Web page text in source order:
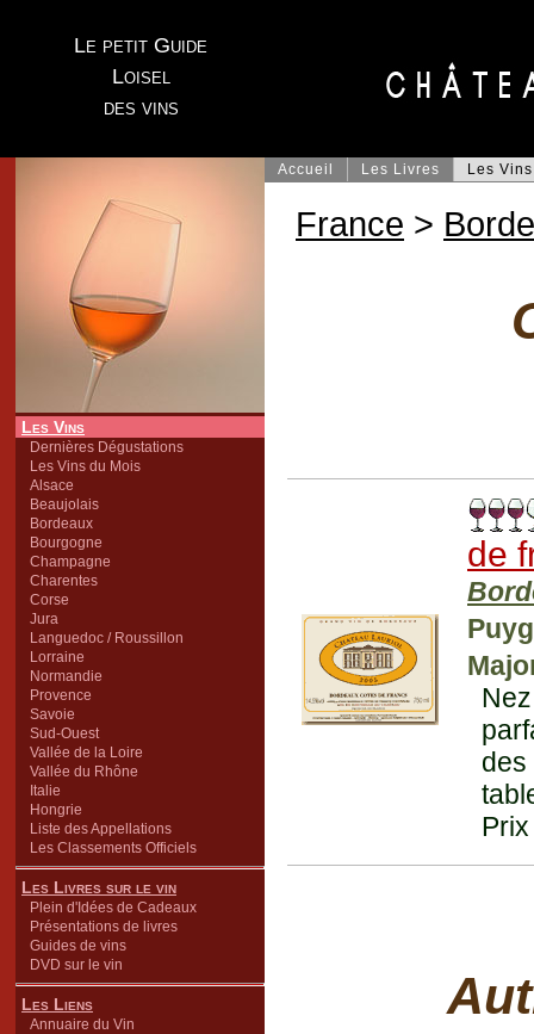
Le petit Guide
Loisel
des vins
Les Vins
Dernières Dégustations
Les Vins du Mois
Alsace
Beaujolais
Bordeaux
Bourgogne
Champagne
Charentes
Corse
Jura
Languedoc / Roussillon
Lorraine
Normandie
Provence
Savoie
Sud-Ouest
Vallée de la Loire
Vallée du Rhône
Italie
Hongrie
Liste des Appellations
Les Classements Officiels
Les Livres sur le vin
Plein d'Idées de Cadeaux
Présentations de livres
Guides de vins
DVD sur le vin
Les Liens
Annuaire du Vin
Accueil Les Livres Les Vins
France >
de
des